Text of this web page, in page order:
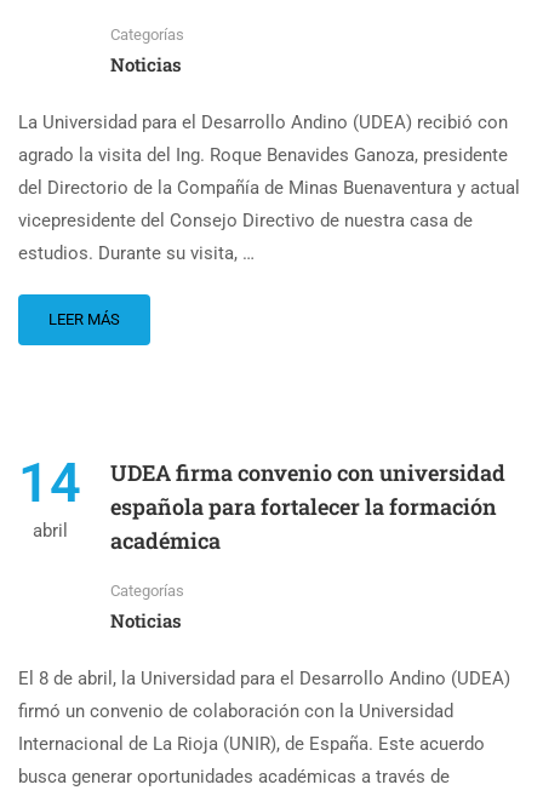
Categorías
Noticias
La Universidad para el Desarrollo Andino (UDEA) recibió con
agrado la visita del Ing. Roque Benavides Ganoza, presidente
del Directorio de la Compañía de Minas Buenaventura y actual
vicepresidente del Consejo Directivo de nuestra casa de
estudios. Durante su visita, …
LEER MÁS
14
abril
UDEA firma convenio con universidad
española para fortalecer la formación
académica
Categorías
Noticias
El 8 de abril, la Universidad para el Desarrollo Andino (UDEA)
firmó un convenio de colaboración con la Universidad
Internacional de La Rioja (UNIR), de España. Este acuerdo
busca generar oportunidades académicas a través de